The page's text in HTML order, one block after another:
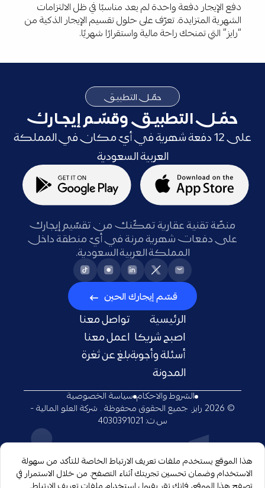
دفع الإيجار دفعة واحدة لم يعد مناسبًا في ظل الالتزامات
الشهرية المتزايدة. تعرّف على حلول تقسيم الإيجار الذكية من
“رايز” التي تمنحك راحة مالية واستقرارًا شهريًا.
حمّـل التطبيـق
حمّـل التطبيـق وقسّـم إيجـارك
على 12 دفعة شهرية في أيّ مكان في المملكة
العربية السعودية
منصّة تقنية عقارية تمكّنك من تقسّيم إيجارك
على دفعات شهرية مرنة في أيّ منطقة داخل
المملكة العربية السعودية.
قسّم إيجارك الحين
الرئيسية
اصبح شريكا
أسئلة وأجوبة
المدونة
تواصل معنا
اعمل معنا
بلغ عن ثغرة
الشروط والاحكام سياسة الخصوصية
© 2026 رايز. جميع الحقوق محفوظة . شركة العلو المالية -
س.ت: 4030391021
هذا الموقع يستخدم ملفات تعريف الارتباط الخاصة للتأكد من سهولة
الاستخدام وضمان تحسين تجربتك أثناء التصفح. من خلال الاستمرار في
تصفح هذا الموقع، فإنك تقر بقبول استخدام ملفات تعريف الارتباط.